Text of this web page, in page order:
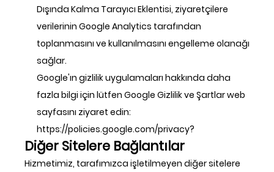
Dışında Kalma Tarayıcı Eklentisi, ziyaretçilere
verilerinin Google Analytics tarafından
toplanmasını ve kullanılmasını engelleme olanağı
sağlar.
Google'ın gizlilik uygulamaları hakkında daha
fazla bilgi için lütfen Google Gizlilik ve Şartlar web
sayfasını ziyaret edin:
https://policies.google.com/privacy?
Diğer Sitelere Bağlantılar
Hizmetimiz, tarafımızca işletilmeyen diğer sitelere